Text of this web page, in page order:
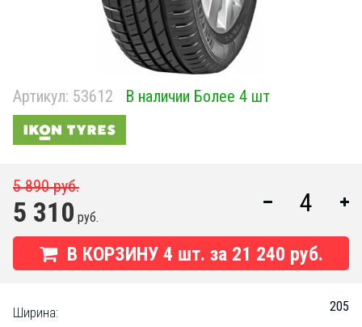
Артикул: 53612 В наличии Более 4 шт
5 890 руб.
5 310 руб.
В КОРЗИНУ 4 шт. за 21 240 руб.
Ширина: 205